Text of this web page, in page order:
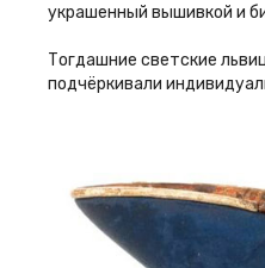
украшенный вышивкой и
Тогдашние светские
подчёркивали